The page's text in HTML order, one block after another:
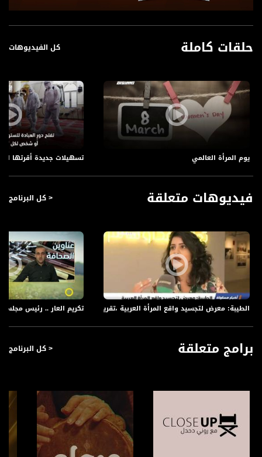
حلقات كاملة كل الفيديوهات
تسهيلات جديدة أقرتها يوم المرأة العالمي
فيديوهات متعلقة < كل البرنامج
تكريم العار .. رئيس مجلسالطيبة: معرض لتجسيد واقع المرأة العربية ،تقرير،اخبار مساواة،26.4.2019،قناة مساواة
برامج متعلقة < كل البرنامج